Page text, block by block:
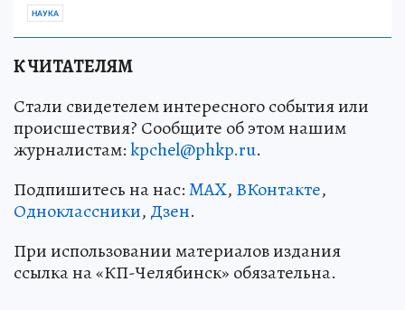
НАУКА
К ЧИТАТЕЛЯМ
Стали свидетелем интересного события или
происшествия? Сообщите об этом нашим
журналистам:kpchel@phkp.ru.
Подпишитесь на нас:MAX, ВКонтакте,
Одноклассники, Дзен.
При использовании материалов издания
ссылка на «КП-Челябинск» обязательна.